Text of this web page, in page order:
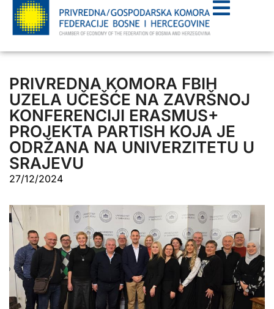
PRIVREDNA KOMORA FBIH
UZELA UČEŠĆE NA ZAVRŠNOJ
KONFERENCIJI ERASMUS+
PROJEKTA PARTISH KOJA JE
ODRŽANA NA UNIVERZITETU U
SRAJEVU
27/12/2024